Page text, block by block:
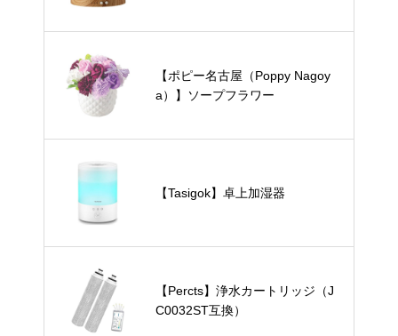
【ポピー名古屋（Poppy Nagoy
a）】ソープフラワー
【Tasigok】卓上加湿器
【Percts】浄水カートリッジ（J
C0032ST互換）